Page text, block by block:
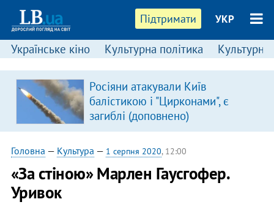
Підтримати УКР
Українське кіно Культурна політика Культурні
Росіяни атакували Київ
балістикою і "Цирконами", є
загиблі (доповнено)
Головна — Культура — 1 серпня 2020, 12:00
​«За стіною» Марлен Гаусгофер.
Уривок